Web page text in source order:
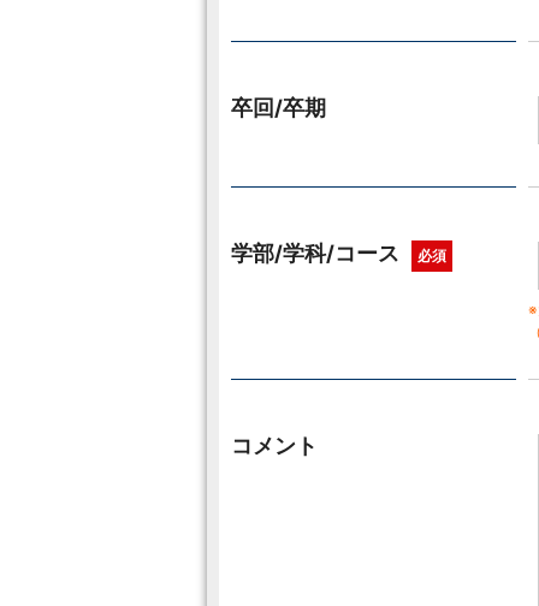
卒回/卒期
学部/学科/コース 必須
※
コメント